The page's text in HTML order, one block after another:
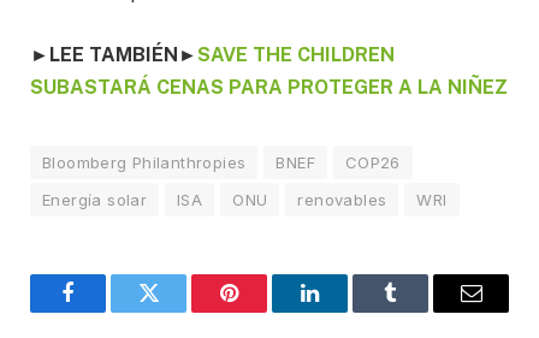
►LEE TAMBIÉN ►SAVE THE CHILDREN
SUBASTARÁ CENAS PARA PROTEGER A LA NIÑEZ
Bloomberg Philanthropies BNEF
COP26
Energía solar
ISA ONU renovables WRI
FacebookTwitter Pinterest LinkedInTumblr Email